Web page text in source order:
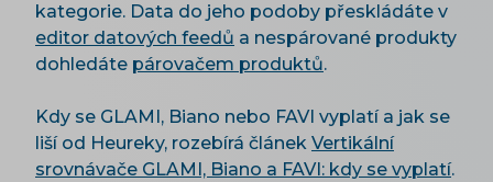
kategorie. Data do jeho podoby přeskládáte v
editor datových feedů a nespárované produkty
dohledáte párovačem produktů.
Kdy se GLAMI, Biano nebo FAVI vyplatí a jak se
liší od Heureky, rozebírá článek Vertikální
srovnávače GLAMI, Biano a FAVI: kdy se vyplatí.